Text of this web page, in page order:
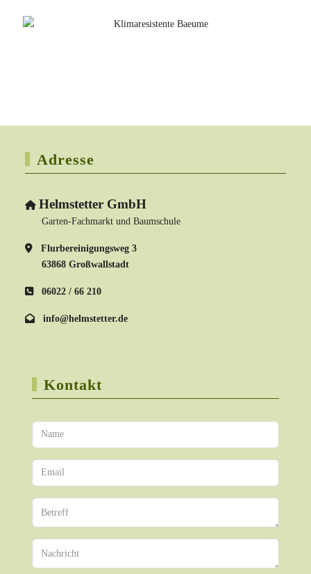
Adresse
Helmstetter GmbH
Garten-Fachmarkt und Baumschule
Flurbereinigungsweg 3
63868 Großwallstadt
06022 / 66 210
info@helmstetter.de
Kontakt